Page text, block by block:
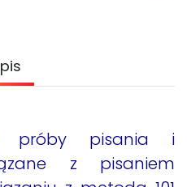
próby pisania i
z pisaniem